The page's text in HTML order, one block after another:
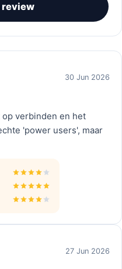
review
30 Jun 2026
op verbinden en het
'power users', maar
27 Jun 2026